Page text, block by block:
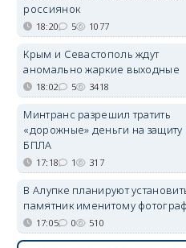
россиянок
18:20 5 1077
Крым и Севастополь ждут
аномально жаркие выходные
18:02 5 3418
Минтранс разрешил тратить
«дорожные» деньги на защиту
БПЛА
17:18 1 317
В Алупке планируют
памятник именитому
17:05 0 510